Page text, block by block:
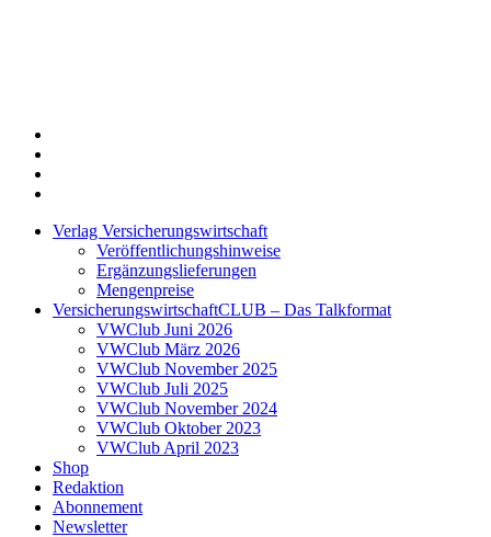
Verlag Versicherungswirtschaft
Veröffentlichungshinweise
Ergänzungslieferungen
Mengenpreise
VersicherungswirtschaftCLUB – Das Talkformat
VWClub Juni 2026
VWClub März 2026
VWClub November 2025
VWClub Juli 2025
VWClub November 2024
VWClub Oktober 2023
VWClub April 2023
Shop
Redaktion
Abonnement
Newsletter